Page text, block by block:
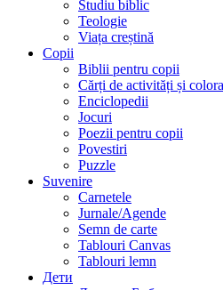
Studiu biblic
Teologie
Viața creștină
Copii
Biblii pentru copii
Cărți de activități și
Enciclopedii
Jocuri
Poezii pentru copii
Povestiri
Puzzle
Suvenire
Carnetele
Jurnale/Agende
Semn de carte
Tablouri Canvas
Tablouri lemn
Дети